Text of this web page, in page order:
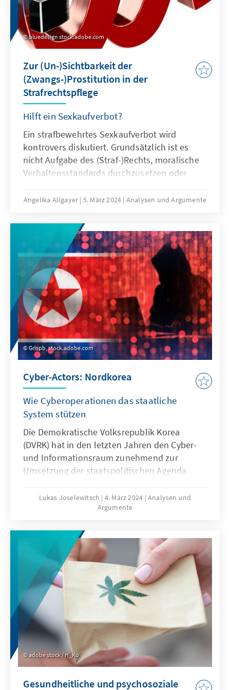
Anstrengung von Politik, Wissenschaft und
Wirtschaft.
bluedesign stock.adobe.com
Zur (Un-)Sichtbarkeit der
(Zwangs-)Prostitution in der
Strafrechtspflege
Hilft ein Sexkaufverbot?
Ein strafbewehrtes Sexkaufverbot wird
kontrovers diskutiert. Grundsätzlich ist es
nicht Aufgabe des (Straf-)Rechts, moralische
Verhaltensstandards durchzusetzen oder
Selbstverantwortung getroffenen
dies auf die Prostitution zu? Die Analyse
thematisiert, ob sich Prostitution und
Menschenhandel mithilfe eines Sexkauf-
Verbots nach dem „Nordischen Modell“
eindämmen lassen.
Angelika Allgayer 5. März 2024 Analysen und Argumente
Grispb, stock.adobe.com
Cyber-Actors: Nordkorea
Wie Cyberoperationen das staatliche
System stützen
Die Demokratische Volksrepublik Korea
(DVRK) hat in den letzten Jahren den Cyber-
und Informationsraum zunehmend zur
Umsetzung der staatspolitischen Agenda
gesamte Spektrum möglicher Operationsziele
aus: Sabotage und Disruption, Signaling,
Devisenbeschaffung und Propaganda.
Lukas Joselewitsch 4. März 2024 Analysen und
Argumente
adobe stock / H_Ko
Gesundheitliche und psychosoziale